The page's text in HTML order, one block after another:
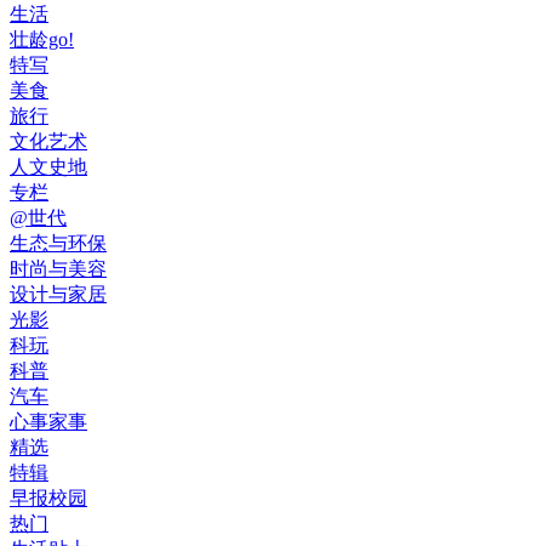
生活
壮龄go!
特写
美食
旅行
文化艺术
人文史地
专栏
@世代
生态与环保
时尚与美容
设计与家居
光影
科玩
科普
汽车
心事家事
精选
特辑
早报校园
热门